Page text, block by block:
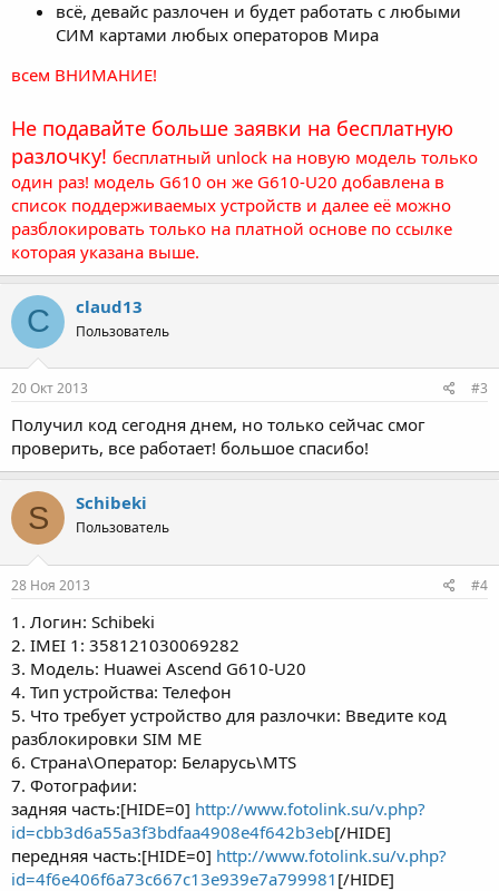
всё, девайс разлочен и будет работать с любыми
СИМ картами любых операторов Мира
всем ВНИМАНИЕ!
Не подавайте больше заявки на бесплатную
разлочку! бесплатный unlock на новую модель только
один раз! модель G610 он же G610-U20 добавлена в
список поддерживаемых устройств и далее её можно
разблокировать только на платной основе по ссылке
которая указана выше.
C claud13
Пользователь
20 Окт 2013 #3
Получил код сегодня днем, но только сейчас смог
проверить, все работает! большое спасибо!
S Schibeki
Пользователь
28 Ноя 2013 #4
1. Логин: Schibeki
2. IMEI 1: 358121030069282
3. Модель: Huawei Ascend G610-U20
4. Тип устройства: Телефон
5. Что требует устройство для разлочки: Введите код
разблокировки SIM ME
6. Страна\Оператор: Беларусь\MTS
7. Фотографии:
задняя часть:[HIDE=0] http://www.fotolink.su/v.php?
id=cbb3d6a55a3f3bdfaa4908e4f642b3eb[/HIDE]
передняя часть:[HIDE=0] http://www.fotolink.su/v.php?
id=4f6e406f6a73c667c13e939e7a799981 [/HIDE]